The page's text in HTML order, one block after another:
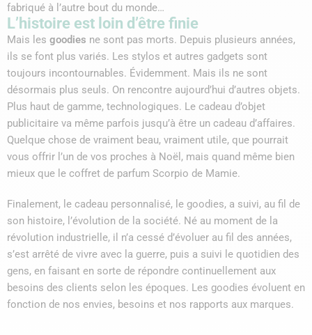
fabriqué à l’autre bout du monde…
L’histoire est loin d’être finie
Mais les goodies ne sont pas morts. Depuis plusieurs années,
ils se font plus variés. Les stylos et autres gadgets sont
toujours incontournables. Évidemment. Mais ils ne sont
désormais plus seuls. On rencontre aujourd’hui d’autres objets.
Plus haut de gamme, technologiques. Le cadeau d’objet
publicitaire va même parfois jusqu’à être un cadeau d’affaires.
Quelque chose de vraiment beau, vraiment utile, que pourrait
vous offrir l’un de vos proches à Noël, mais quand même bien
mieux que le coffret de parfum Scorpio de Mamie.
Finalement, le cadeau personnalisé, le goodies, a suivi, au fil de
son histoire, l’évolution de la société. Né au moment de la
révolution industrielle, il n’a cessé d’évoluer au fil des années,
s’est arrêté de vivre avec la guerre, puis a suivi le quotidien des
gens, en faisant en sorte de répondre continuellement aux
besoins des clients selon les époques. Les goodies évoluent en
fonction de nos envies, besoins et nos rapports aux marques.